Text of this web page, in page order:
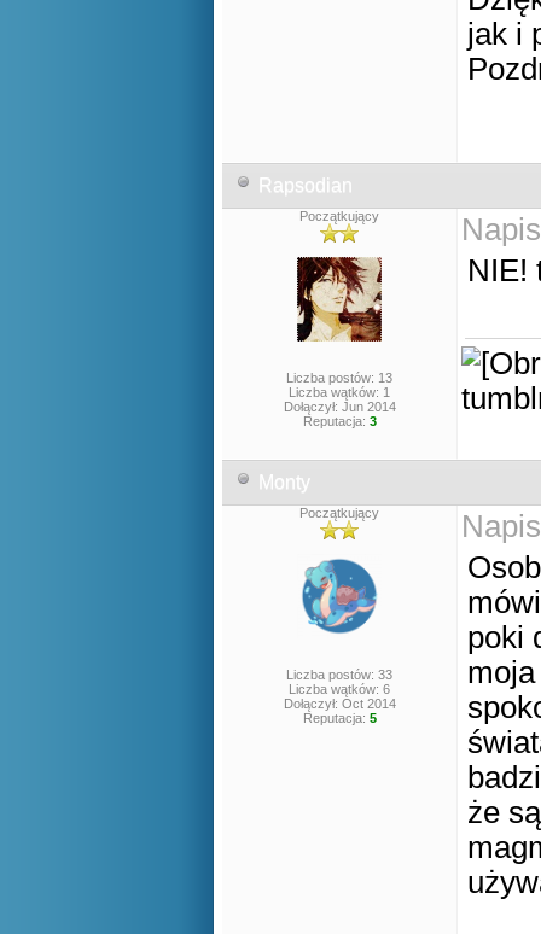
jak i
Rapsodian
Początkujący
Liczba postów: 13
Liczba wątków: 1
Dołączył: Jun 2014
Reputacja: 3
NIE!
Monty
Początkujący
Liczba postów: 33
Liczba wątków: 6
Dołączył: Oct 2014
Reputacja: 5
poki
że